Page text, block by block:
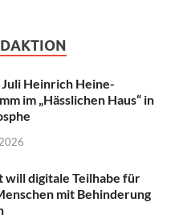
Juli Heinrich Heine-
im „Hässlichen Haus“ in
will digitale Teilhabe für
mit Behinderung